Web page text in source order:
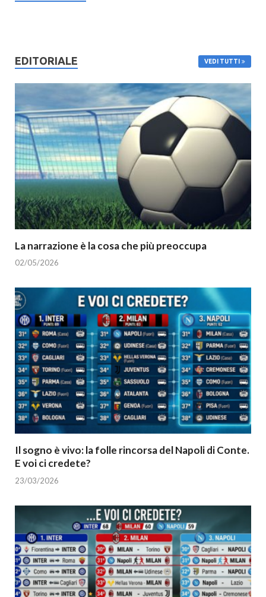
EDITORIALE VEDI TUTTI
La narrazione è la cosa che più preoccupa
02/05/2026
Il sogno è vivo: la folle rincorsa del Napoli di Conte.
E voi ci credete?
23/03/2026